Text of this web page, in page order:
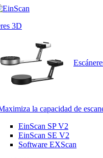
3D
la capacidad de
EinScan SP V2
EinScan SE V2
Software EXScan